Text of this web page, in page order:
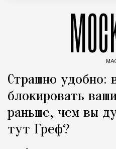
Страшно удобно:
блокировать
раньше, чем вы
тут Греф?